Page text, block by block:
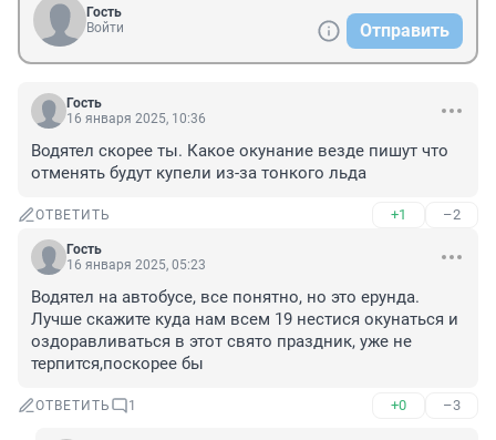
Гость
Войти
Отправить
Гость
16 января 2025, 10:36
Водятел скорее ты. Какое окунание везде пишут что
отменять будут купели из-за тонкого льда
ОТВЕТИТЬ +1 –2
Гость
16 января 2025, 05:23
Водятел на автобусе, все понятно, но это ерунда.
Лучше скажите куда нам всем 19 нестися окунаться и
оздоравливаться в этот свято праздник, уже не
терпится,поскорее бы
ОТВЕТИТЬ 1 +0 –3